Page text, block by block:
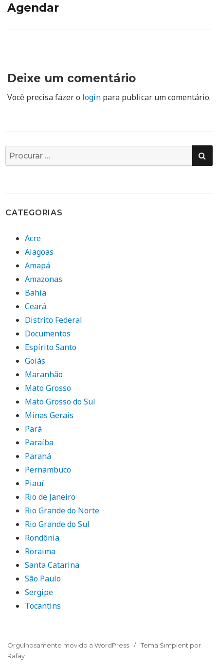
Agendar
Deixe um comentário
Você precisa fazer o login para publicar um comentário.
Busca
por:
CATEGORIAS
Acre
Alagoas
Amapá
Amazonas
Bahia
Ceará
Distrito Federal
Documentos
Espírito Santo
Goiás
Maranhão
Mato Grosso
Mato Grosso do Sul
Minas Gerais
Pará
Paraíba
Paraná
Pernambuco
Piauí
Rio de Janeiro
Rio Grande do Norte
Rio Grande do Sul
Rondônia
Roraima
Santa Catarina
São Paulo
Sergipe
Tocantins
Orgulhosamente movido a WordPress
Tema Simplent por
Rafay